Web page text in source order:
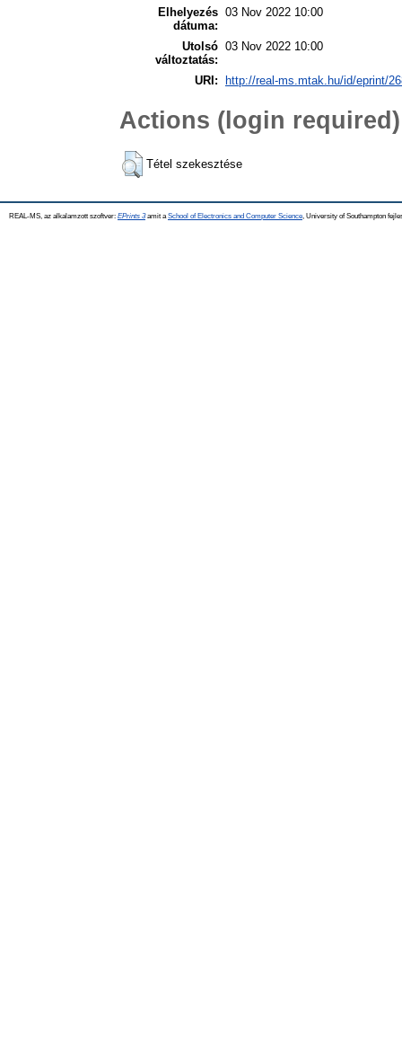
Elhelyezés
dátuma:
03 Nov 2022 10:00
Utolsó
változtatás:
03 Nov 2022 10:00
URI: http://real-ms.mtak.hu/id/eprint/
Actions (login required)
Tétel szekesztése
REAL-MS, az alkalamzott szoftver: EPrints 3amit a School of Electronics and Computer Science , University of Southampton